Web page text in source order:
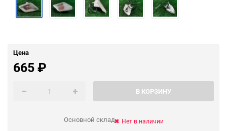
Цена
665₽
В КОРЗИНУ
Основной склад Нет в наличии